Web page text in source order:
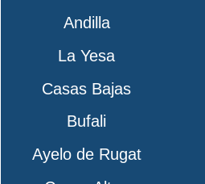
Andilla
La Yesa
Casas Bajas
Bufali
Ayelo de Rugat